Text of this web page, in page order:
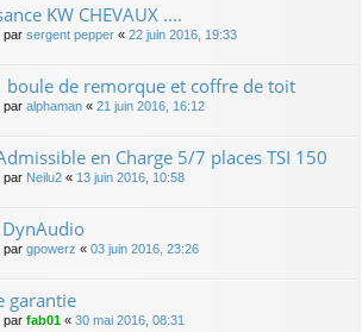
KW CHEVAUX ....
par sergent pepper « 22 juin 2016, 19:33
de remorque et coffre de toit
par alphaman « 21 juin 2016, 16:12
en Charge 5/7 places TSI 150
par Neilu2 « 13 juin 2016, 10:58
DynAudio
par gpowerz « 03 juin 2016, 23:26
garantie
par fab01 « 30 mai 2016, 08:31